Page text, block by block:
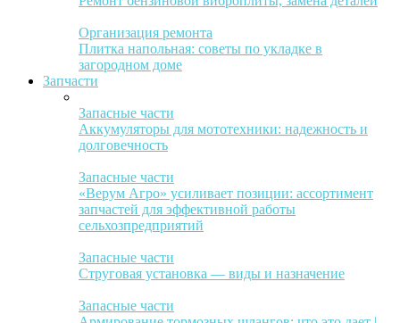
Организация ремонта
Плитка напольная: советы по укладке в
загородном доме
Запчасти
Запасные части
Аккумуляторы для мототехники: надежность и
долговечность
Запасные части
«Верум Агро» усиливает позиции: ассортимент
запчастей для эффективной работы
сельхозпредприятий
Запасные части
Струговая установка — виды и назначение
Запасные части